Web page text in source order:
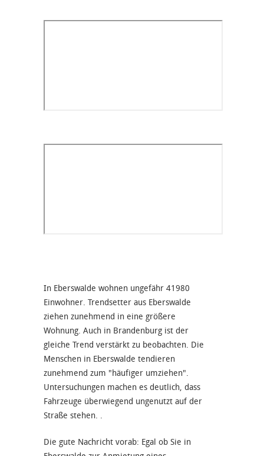
In Eberswalde wohnen ungefähr 41980
Einwohner. Trendsetter aus Eberswalde
ziehen zunehmend in eine größere
Wohnung. Auch in Brandenburg ist der
gleiche Trend verstärkt zu beobachten. Die
Menschen in Eberswalde tendieren
zunehmend zum "häufiger umziehen".
Untersuchungen machen es deutlich, dass
Fahrzeuge überwiegend ungenutzt auf der
Straße stehen. .
Die gute Nachricht vorab: Egal ob Sie in